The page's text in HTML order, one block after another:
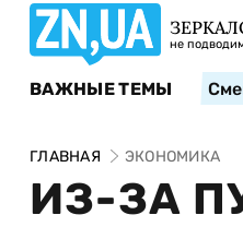
не
ВАЖНЫЕ ТЕМЫ
ГЛАВНАЯ ЭКОНОМИКА
ИЗ-ЗА